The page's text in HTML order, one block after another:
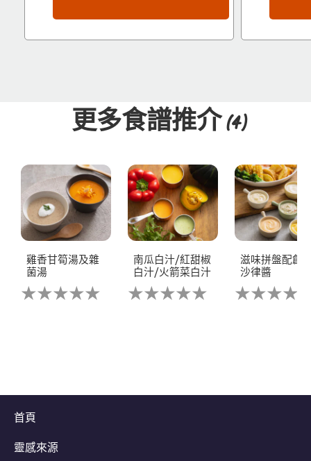
更多食譜推介(4)
雞香甘筍湯及雜
菌湯
没
有
级
南瓜白汁/紅甜椒
白汁/火箭菜白汁
没
有
级
滋味拼盤配創
沙律醬
没
有
级
首頁
靈感來源